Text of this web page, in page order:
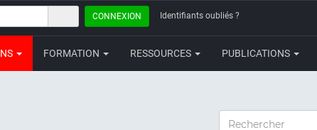
CONNEXION Identifiants oubliés ?
FORMATION RESSOURCES PUBLICATIONS
RECHERCHER